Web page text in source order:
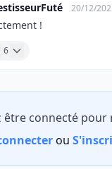
20/12/
!
6
être connecté pour
ou